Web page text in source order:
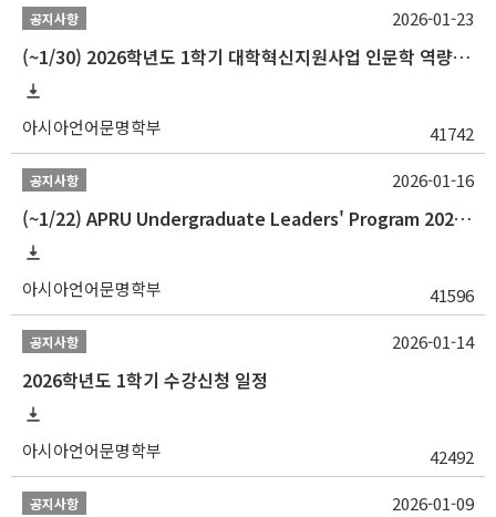
공지사항
(~1/30) 2026학년도 1학기 대학혁신지원사업 인문학 역량강화 학업지원금 지원 선발 안내(학·석·박사)
아시아언어문명학부 41742
2026-01-23
공지사항
(~1/22) APRU Undergraduate Leaders' Program 2026 프로그램 참가자 모집
아시아언어문명학부 41596
2026-01-16
공지사항
2026학년도 1학기 수강신청 일정
아시아언어문명학부 42492
2026-01-14
공지사항 2026-01-09